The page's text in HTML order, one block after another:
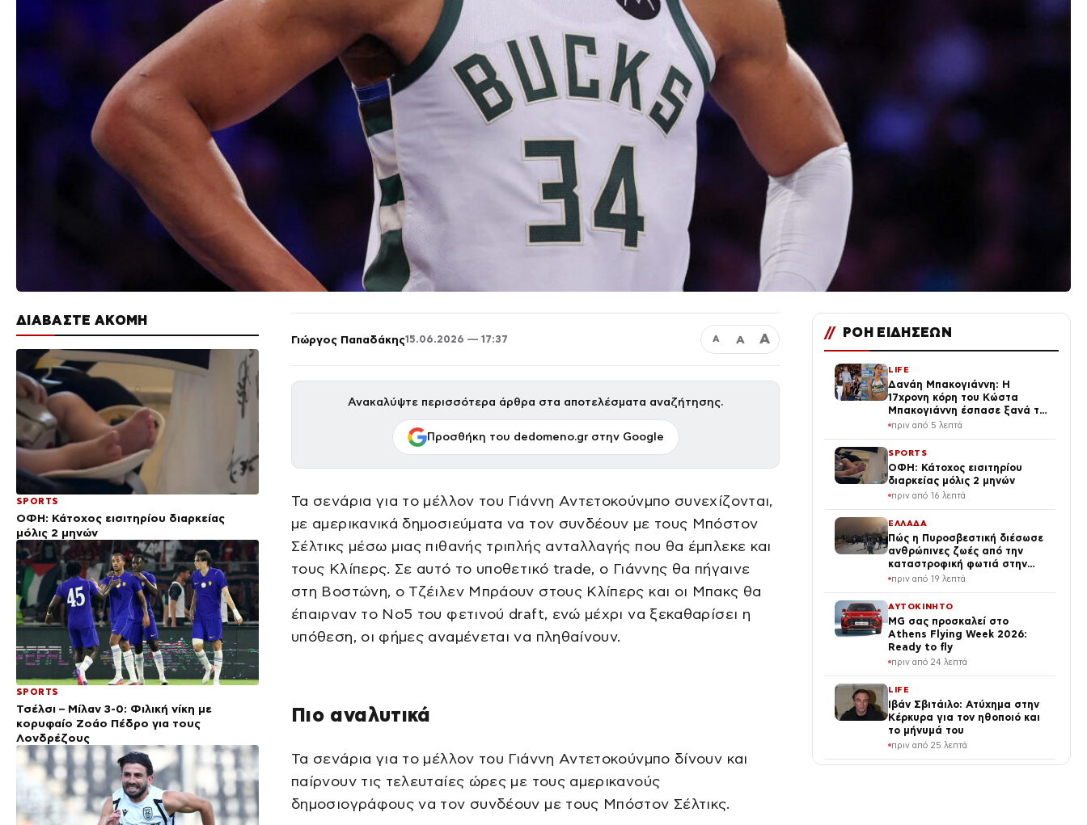
ΔΙΑΒΑΣΤΕ ΑΚΟΜΗ
SPORTS
ΟΦΗ: Κάτοχος εισιτηρίου διαρκείας
μόλις 2 μηνών
SPORTS
Τσέλσι – Μίλαν 3-0: Φιλική νίκη με
κορυφαίο Ζοάο Πέδρο για τους
Λονδρέζους
Γιώργος Παπαδάκης15.06.2026 — 17:37 Α Α Α
Ανακαλύψτε περισσότερα άρθρα στα αποτελέσματα αναζήτησης.
Προσθήκη του dedomeno.gr στην Google
Τα σενάρια για το μέλλον του Γιάννη Αντετοκούνμπο συνεχίζονται,
με αμερικανικά δημοσιεύματα να τον συνδέουν με τους Μπόστον
Σέλτικς μέσω μιας πιθανής τριπλής ανταλλαγής που θα έμπλεκε και
τους Κλίπερς. Σε αυτό το υποθετικό trade, ο Γιάννης θα πήγαινε
στη Βοστώνη, ο Τζέιλεν Μπράουν στους Κλίπερς και οι Μπακς θα
έπαιρναν το Νο5 του φετινού draft, ενώ μέχρι να ξεκαθαρίσει η
υπόθεση, οι φήμες αναμένεται να πληθαίνουν.
Πιο αναλυτικά
Τα σενάρια για το μέλλον του Γιάννη Αντετοκούνμπο δίνουν και
παίρνουν τις τελευταίες ώρες με τους αμερικανούς
δημοσιογράφους να τον συνδέουν με τους Μπόστον Σέλτικς.
// ΡΟΗ ΕΙΔΗΣΕΩΝ
LIFE
Δανάη Μπακογιάννη: Η
17χρονη κόρη του Κώστα
Μπακογιάννη έσπασε ξανά το
πανελλήνιο ρεκόρ στον στίβο
πριν από 5 λεπτά
SPORTS
ΟΦΗ: Κάτοχος εισιτηρίου
διαρκείας μόλις 2 μηνών
πριν από 16 λεπτά
ΕΛΛΑΔΑ
Πώς η Πυροσβεστική διέσωσε
ανθρώπινες ζωές από την
καταστροφική φωτιά στην
Αττικοβοιωτία – Πάνω από
διά θαλάσσης
πριν από 19 λεπτά
ΑΥΤΟΚΙΝΗΤΟ
MG σας προσκαλεί στο
Athens Flying Week 2026:
Ready to fly
πριν από 24 λεπτά
LIFE
Ιβάν Σβιτάιλο: Ατύχημα στην
Κέρκυρα για τον ηθοποιό και
το μήνυμά του
πριν από 25 λεπτά